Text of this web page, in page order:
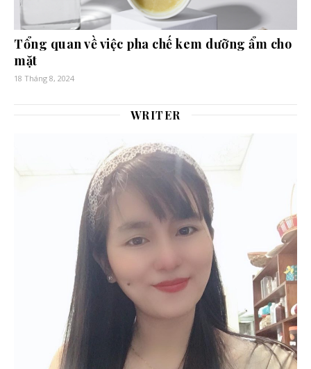
Tổng quan về việc pha chế kem dưỡng ẩm cho
mặt
18 Tháng 8, 2024
WRITER